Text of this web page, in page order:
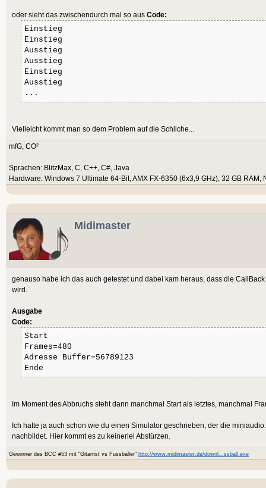
}
}
struct CMyStruct
{
return (struct CMyStruct
}
struct CMyStruct
{
return pGlobalObject;
}
void Shutdown()
{
if (pGlobalObject)
{
free(pGlobalObject);
}
}
' Programm:
graphics 800, 600
Init(MyCallback)
repeat
Cls
CallCallback()
DrawText "memory=" +
flip 1
until appterminate()
Shutdown()
end
oder sieht das zwischendurch mal so aus Code:
Einstieg
Einstieg
Ausstieg
Ausstieg
Einstieg
Ausstieg
...
Vielleicht kommt man so dem Problem auf die Schliche...
mfG, CO²
Sprachen: BlitzMax, C, C++, C#, Java
Hardware: Windows 7 Ultimate 64-Bit, AMX FX-6350 (6x3,9 GHz), 32 GB RAM,
Midimaster
genauso habe ich das auch getestet und dabei kam heraus, dass die
wird.
Ausgabe
Code:
Start
Frames=480
Adresse Buffer=56789123
Ende
Im Moment des Abbruchs steht dann manchmal Start als letztes, manchmal
Ich hatte ja auch schon wie du einen Simulator geschrieben, der die
nachbildet. Hier kommt es zu keinerlei Abstürzen.
Gewinner des BCC #53 mit "Gitarrist vs Fussballer" http://www.midimaster.de/downl...ssball.exe